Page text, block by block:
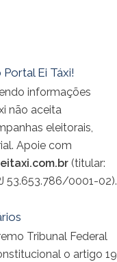
Ei Táxi!
informações
não aceita
eleitorais,
Apoie com
(titular:
53.653.786/0001-02).
Tribunal Federal
o artigo 19